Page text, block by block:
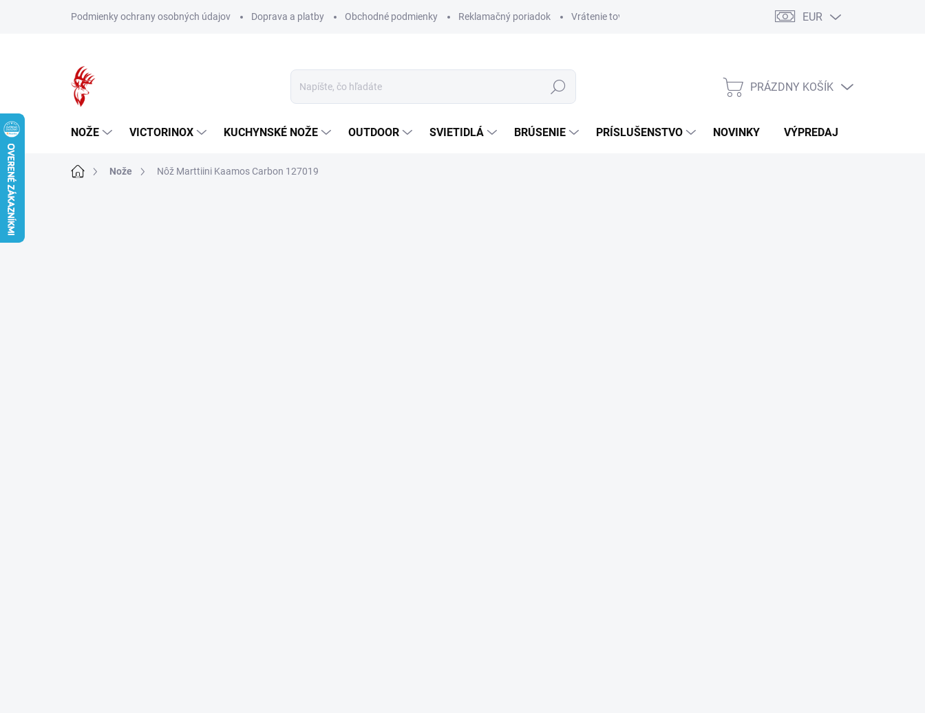
Podmienky ochrany osobných údajov Doprava a platby Obchodné podmienky Reklamačný poriadok Vrátenie tovaru EUR
Hľadať
NÁKUPNÝ
PRÁZDNY KOŠÍK
NOŽE VICTORINOX KUCHYNSKÉ NOŽE OUTDOOR SVIETIDLÁ BRÚSENIE PRÍSLUŠENSTVO NOVINKY VÝPREDAJ
DomovNože Nôž Marttiini Kaamos Carbon 127019